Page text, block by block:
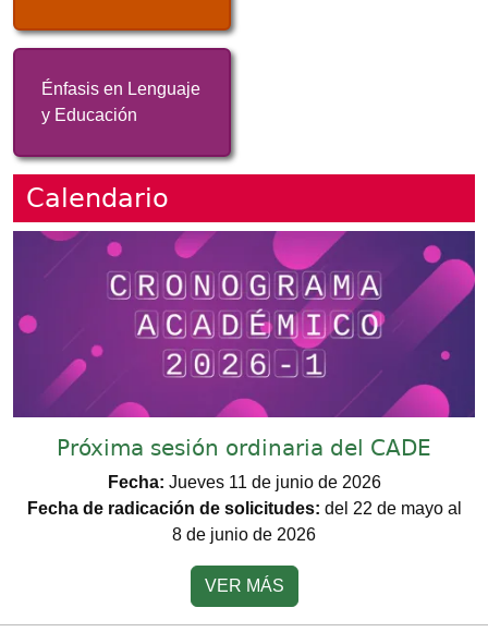
Énfasis en Lenguaje
y Educación
Calendario
Imagen
Próxima sesión ordinaria del CADE
Fecha: Jueves 11 de junio de 2026
Fecha de radicación de solicitudes: del 22 de mayo al
8 de junio de 2026
VER MÁS